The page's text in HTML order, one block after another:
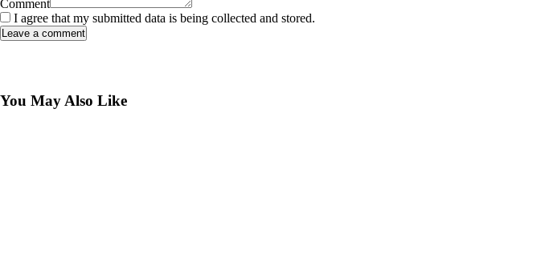
Comment
I agree that my submitted data is being collected and stored.
You May Also Like